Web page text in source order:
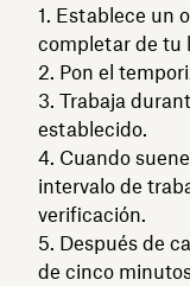
Establece un
completar de tu
Pon el
Trabaja
establecido.
Cuando
intervalo de
verificación.
Después de
de cinco